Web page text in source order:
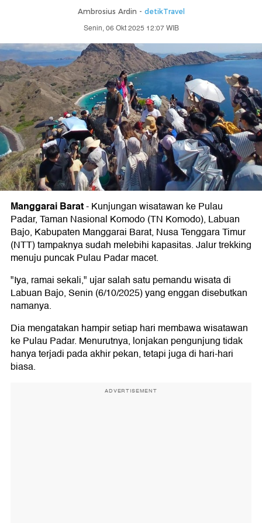
Ambrosius Ardin - detikTravel
Senin, 06 Okt 2025 12:07 WIB
Manggarai Barat-Kunjungan wisatawan ke Pulau
Padar, Taman Nasional Komodo (TN Komodo), Labuan
Bajo, Kabupaten Manggarai Barat, Nusa Tenggara Timur
(NTT) tampaknya sudah melebihi kapasitas. Jalur trekking
menuju puncak Pulau Padar macet.
"Iya, ramai sekali," ujar salah satu pemandu wisata di
Labuan Bajo, Senin (6/10/2025) yang enggan disebutkan
namanya.
Dia mengatakan hampir setiap hari membawa wisatawan
ke Pulau Padar. Menurutnya, lonjakan pengunjung tidak
hanya terjadi pada akhir pekan, tetapi juga di hari-hari
biasa.
ADVERTISEMENT